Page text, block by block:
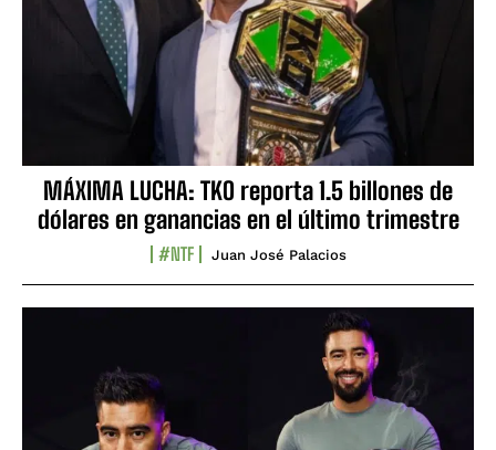
MÁXIMA LUCHA: TKO reporta 1.5 billones de
dólares en ganancias en el último trimestre
#NTF Juan José Palacios